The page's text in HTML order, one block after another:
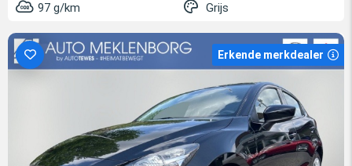
97 g/km
Grijs
Erkende merkdealer